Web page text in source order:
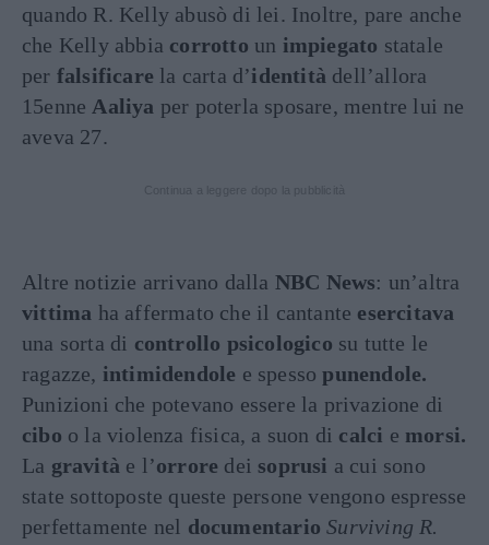
quando R. Kelly abusò di lei. Inoltre, pare anche
che Kelly abbia corrotto un impiegato statale
per falsificare la carta d’identità dell’allora
15enne Aaliya per poterla sposare, mentre lui ne
aveva 27.
Altre notizie arrivano dalla NBC News: un’altra
vittima ha affermato che il cantante esercitava
una sorta di controllo psicologico su tutte le
ragazze, intimidendole e spessopunendole.
Punizioni che potevano essere la privazione di
cibo o la violenza fisica, a suon di calci e morsi.
La gravità e l’orrore dei soprusi a cui sono
state sottoposte queste persone vengono espresse
perfettamente nel documentario Surviving R.